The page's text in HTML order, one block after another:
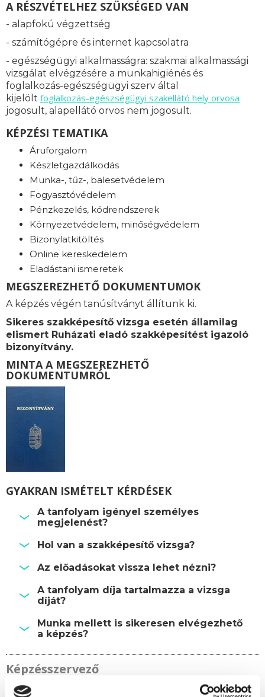
A RÉSZVÉTELHEZ SZÜKSÉGED VAN
- alapfokú végzettség
- számítógépre és internet kapcsolatra
- egészségügyi alkalmasságra: szakmai alkalmassági
vizsgálat elvégzésére a munkahigiénés és
foglalkozás-egészségügyi szerv által
kijelölt foglalkozás-egészségügyi szakellátó hely orvosa
jogosult, alapellátó orvos nem jogosult.
KÉPZÉSI TEMATIKA
Áruforgalom
Készletgazdálkodás
Munka-, tűz-, balesetvédelem
Fogyasztóvédelem
Pénzkezelés, kódrendszerek
Környezetvédelem, minőségvédelem
Bizonylatkitöltés
Online kereskedelem
Eladástani ismeretek
MEGSZEREZHETŐ DOKUMENTUMOK
A képzés végén tanúsítványt állítunk ki.
Sikeres szakképesítő vizsga esetén államilag
elismert Ruházati eladó szakképesítést igazoló
bizonyítvány.
MINTA A MEGSZEREZHETŐ
DOKUMENTUMRÓL
GYAKRAN ISMÉTELT KÉRDÉSEK
A tanfolyam igényel személyes
megjelenést?
Hol van a szakképesítő vizsga?
Az előadásokat vissza lehet nézni?
A tanfolyam díja tartalmazza a vizsga
díját?
Munka mellett is sikeresen elvégezhető
a képzés?
Képzésszervező